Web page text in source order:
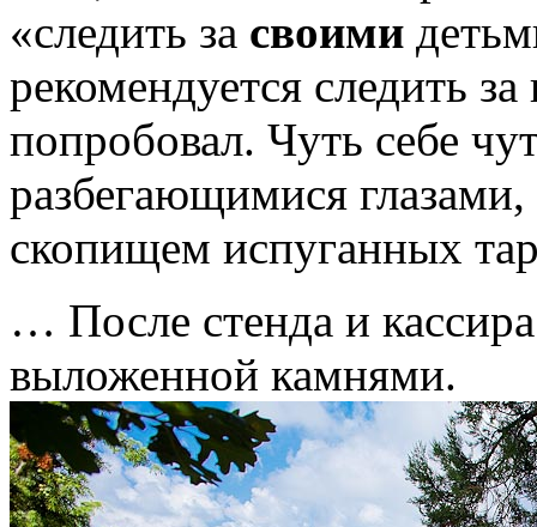
«следить за своими
рекомендуется следить
попробовал. Чуть себе
разбегающимися
скопищем испуганных
… После стенда и
выложенной камнями.